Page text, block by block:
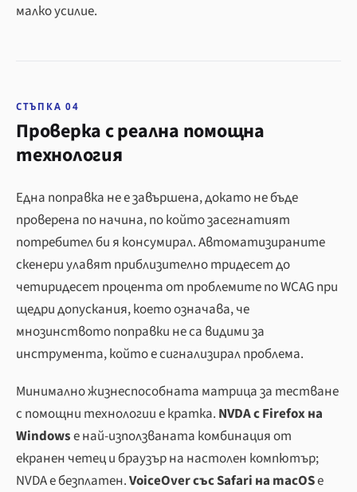
малко усилие.
СТЪПКА 04
Проверка с реална помощна
технология
Една поправка не е завършена, докато не бъде
проверена по начина, по който засегнатият
потребител би я консумирал. Автоматизираните
скенери улавят приблизително тридесет до
четиридесет процента от проблемите по WCAG при
щедри допускания, което означава, че
мнозинството поправки не са видими за
инструмента, който е сигнализирал проблема.
Минимално жизнеспособната матрица за тестване
с помощни технологии е кратка. NVDA с Firefox на
Windowsе най-използваната комбинация от
екранен четец и браузър на настолен компютър;
NVDA е безплатен.VoiceOver със Safari на macOSе